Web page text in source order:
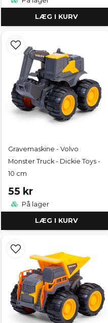
LÆG I KURV
Gravemaskine - Volvo
Monster Truck - Dickie Toys -
10 cm
55 kr
På lager
LÆG I KURV